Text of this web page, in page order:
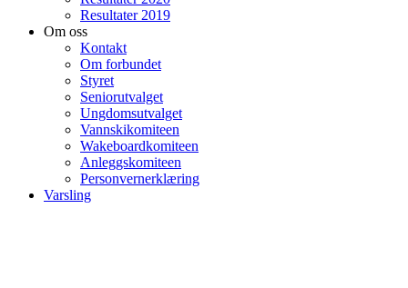
Resultater 2019
Om oss
Kontakt
Om forbundet
Styret
Seniorutvalget
Ungdomsutvalget
Vannskikomiteen
Wakeboardkomiteen
Anleggskomiteen
Personvernerklæring
Varsling